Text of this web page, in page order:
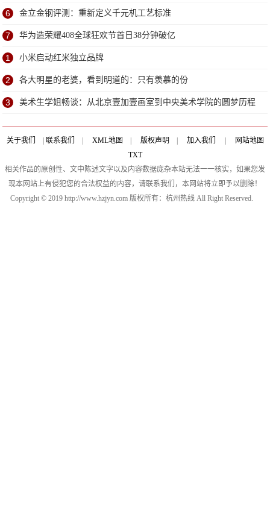
6 金立金钢评测：重新定义千元机工艺标准
7 华为造荣耀408全球狂欢节首日38分钟破亿
1 小米启动红米独立品牌
2 各大明星的老婆，看到明道的：只有羡慕的份
3 美术生学姐畅谈：从北京壹加壹画室到中央美术学院的圆梦历程
关于我们 | 联系我们 | XML地图 | 版权声明 | 加入我们 |
网站地图
TXT
相关作品的原创性、文中陈述文字以及内容数据庞杂本站无法一一核实，如果您发
现本网站上有侵犯您的合法权益的内容，请联系我们，本网站将立即予以删除！
Copyright © 2019 http://www.hzjyn.com 版权所有：杭州热线 All Right Reserved.